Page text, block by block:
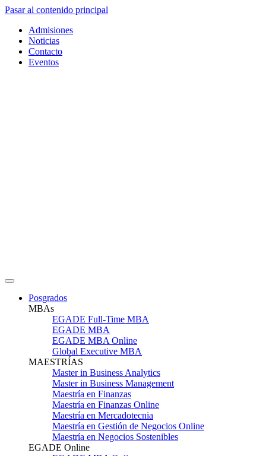
Pasar al contenido principal
Admisiones
Noticias
Contacto
Eventos
Posgrados
MBAs
EGADE Full-Time MBA
EGADE MBA
EGADE MBA Online
Global Executive MBA
MAESTRÍAS
Master in Business Analytics
Master in Business Management
Maestría en Finanzas
Maestría en Finanzas Online
Maestría en Mercadotecnia
Maestría en Gestión de Negocios Online
Maestría en Negocios Sostenibles
EGADE Online